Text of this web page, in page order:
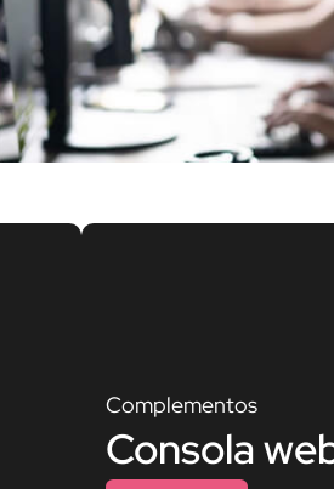
Complementos
Consola